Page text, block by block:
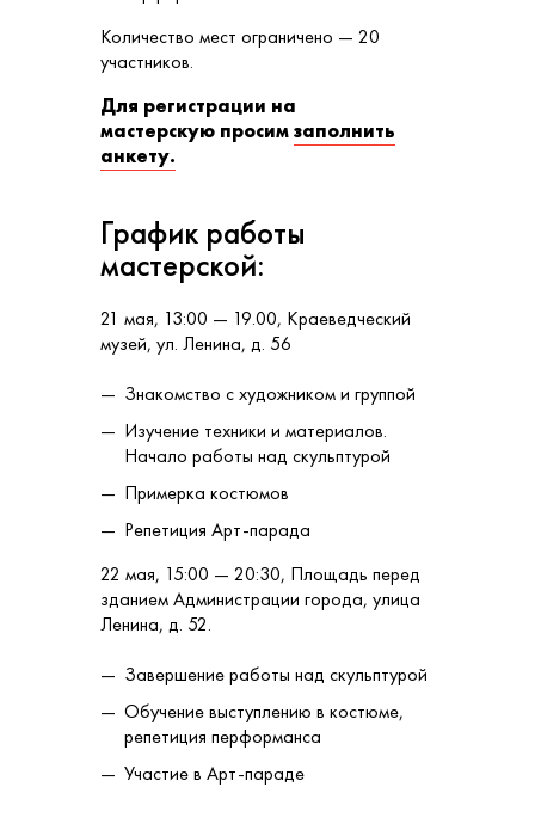
Количество мест ограничено — 20
участников.
Для регистрации на
мастерскую просимзаполнить
анкету.
График работы
мастерской:
21 мая, 13:00 — 19.00, Краеведческий
музей, ул. Ленина, д. 56
Знакомство с художником и группой
Изучение техники и материалов.
Начало работы над скульптурой
Примерка костюмов
Репетиция Арт-парада
22 мая, 15:00 — 20:30, Площадь перед
зданием Администрации города, улица
Ленина, д. 52.
Завершение работы над скульптурой
Обучение выступлению в костюме,
репетиция перформанса
Участие в Арт-параде